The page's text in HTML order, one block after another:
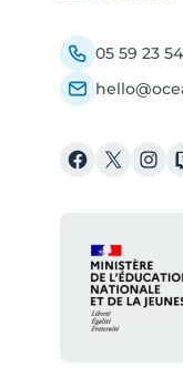
05 59 23
Facebook
X